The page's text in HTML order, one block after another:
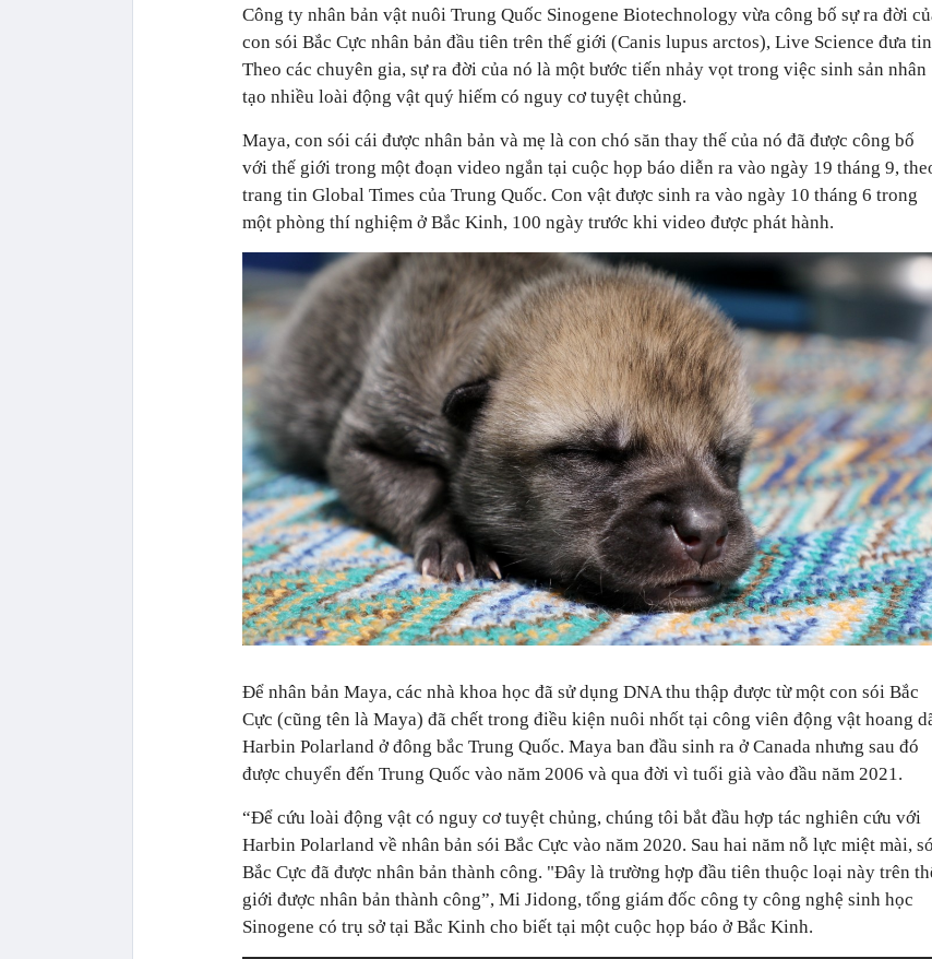
Công ty nhân bản vật nuôi Trung Quốc Sinogene Biotechnology vừa công bố sự ra đời
con sói Bắc Cực nhân bản đầu tiên trên thế giới (Canis lupus arctos), Live Science đưa
Theo các chuyên gia, sự ra đời của nó là một bước tiến nhảy vọt trong việc sinh sản nhân
tạo nhiều loài động vật quý hiếm có nguy cơ tuyệt chủng.
Maya, con sói cái được nhân bản và mẹ là con chó săn thay thế của nó đã được công bố
với thế giới trong một đoạn video ngắn tại cuộc họp báo diễn ra vào ngày 19 tháng 9,
trang tin Global Times của Trung Quốc. Con vật được sinh ra vào ngày 10 tháng 6 trong
một phòng thí nghiệm ở Bắc Kinh, 100 ngày trước khi video được phát hành.
Để nhân bản Maya, các nhà khoa học đã sử dụng DNA thu thập được từ một con sói Bắc
Cực (cũng tên là Maya) đã chết trong điều kiện nuôi nhốt tại công viên động vật hoang
Harbin Polarland ở đông bắc Trung Quốc. Maya ban đầu sinh ra ở Canada nhưng sau đó
được chuyển đến Trung Quốc vào năm 2006 và qua đời vì tuổi già vào đầu năm 2021.
“Để cứu loài động vật có nguy cơ tuyệt chủng, chúng tôi bắt đầu hợp tác nghiên cứu với
Harbin Polarland về nhân bản sói Bắc Cực vào năm 2020. Sau hai năm nỗ lực miệt mài,
Bắc Cực đã được nhân bản thành công. "Đây là trường hợp đầu tiên thuộc loại này trên
giới được nhân bản thành công”, Mi Jidong, tổng giám đốc công ty công nghệ sinh học
Sinogene có trụ sở tại Bắc Kinh cho biết tại một cuộc họp báo ở Bắc Kinh.